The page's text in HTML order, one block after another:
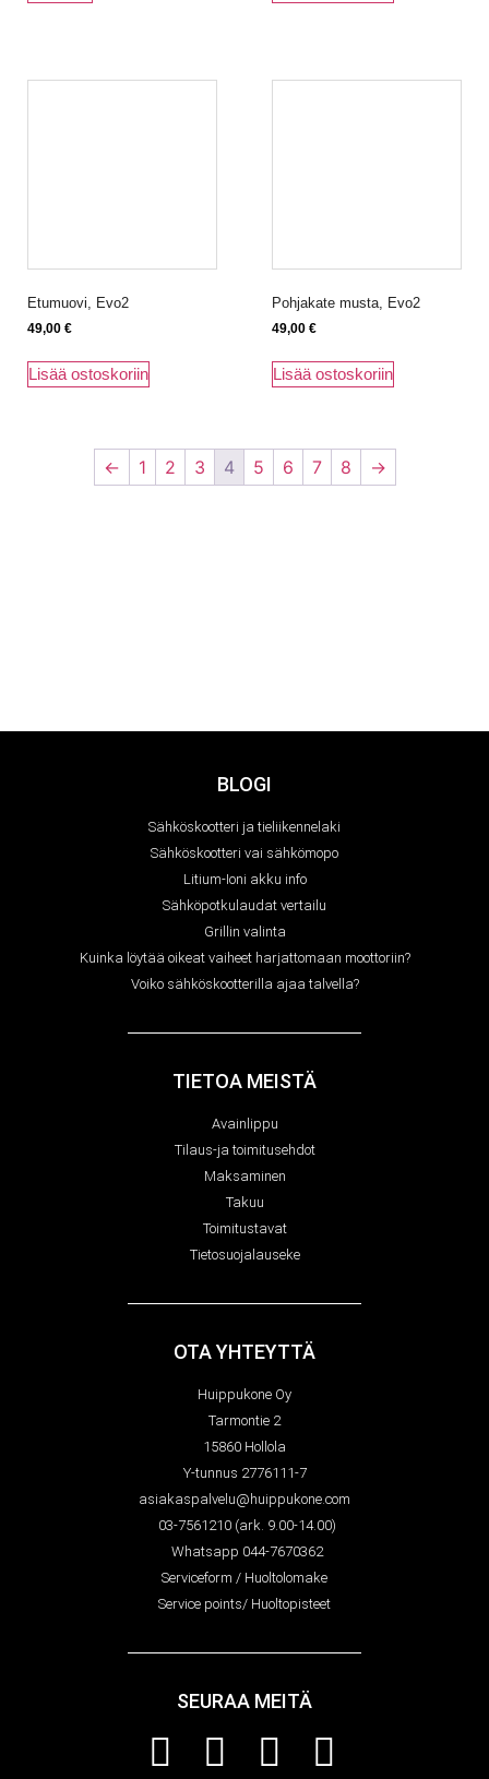
Etumuovi, Evo2
49,00 €
Lisää ostoskoriin
Pohjakate musta, Evo2
49,00 €
Lisää ostoskoriin
← 1 2 3 4 5 6 7 8 →
BLOGI
Sähköskootteri ja tieliikennelaki
Sähköskootteri vai sähkömopo
Litium-Ioni akku info
Sähköpotkulaudat vertailu
Grillin valinta
Kuinka löytää oikeat vaiheet harjattomaan moottoriin?
Voiko sähköskootterilla ajaa talvella?
TIETOA MEISTÄ
Avainlippu
Tilaus-ja toimitusehdot
Maksaminen
Takuu
Toimitustavat
Tietosuojalauseke
OTA YHTEYTTÄ
Huippukone Oy
Tarmontie 2
15860 Hollola
Y-tunnus 2776111-7
asiakaspalvelu@huippukone.com
03-7561210 (ark. 9.00-14.00)
Whatsapp 044-7670362
Serviceform / Huoltolomake
Service points/ Huoltopisteet
SEURAA MEITÄ